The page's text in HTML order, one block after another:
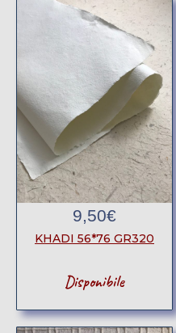
9,50€
KHADI 56*76 GR320
Disponibile